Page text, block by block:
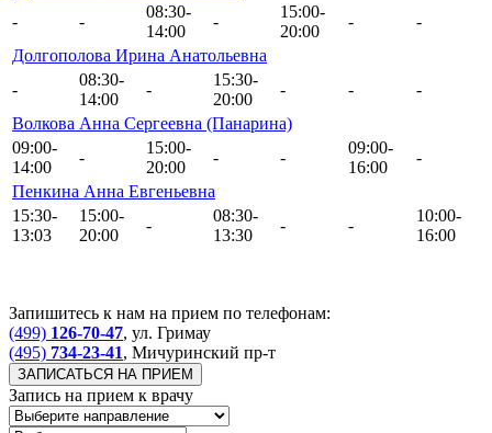
-
-
08:30-
14:00
-
15:00-
20:00
-
-
Долгополова Ирина Анатольевна
-
08:30-
14:00
-
15:30-
20:00
- -
-
Волкова Анна Сергеевна (Панарина)
09:00-
14:00
-
15:00-
20:00
- -
09:00-
16:00
-
Пенкина Анна Евгеньевна
15:30-
13:03
15:00-
20:00
-
08:30-
13:30
- -
10:00-
16:00
Запишитесь к нам на прием по телефонам:
(499) 126-70-47, ул. Гримау
(495) 734-23-41, Мичуринский пр-т
ЗАПИСАТЬСЯ НА ПРИЕМ
Запись на прием к врачу